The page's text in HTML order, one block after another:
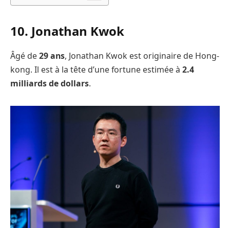
10. Jonathan Kwok
Âgé de29 ans, Jonathan Kwok est originaire de Hong-
kong. Il est à la tête d’une fortune estimée à 2.4
milliards de dollars.